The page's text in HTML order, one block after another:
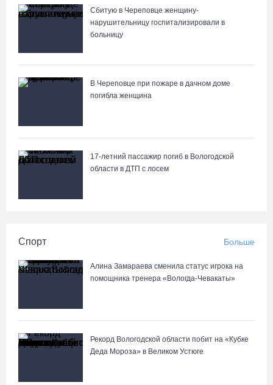
Сбитую в Череповце женщину-
нарушительницу госпитализировали в
больницу
В Череповце при пожаре в дачном доме
погибла женщина
17-летний пассажир погиб в Вологодской
области в ДТП с лосем
Спорт Больше
Алина Замараева сменила статус игрока на
помощника тренера «Вологда-Чевакаты»
Рекорд Вологодской области побит на «Кубке
Деда Мороза» в Великом Устюге